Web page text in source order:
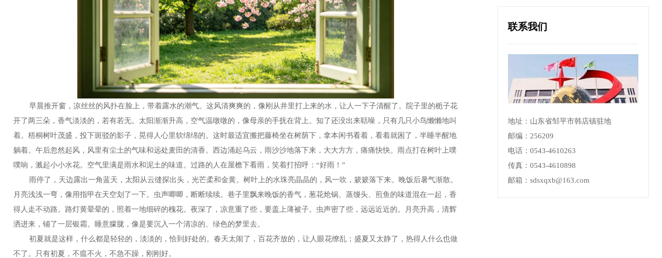
早晨推开窗，凉丝丝的风扑在脸上，带着露水的潮气。这风清爽爽的，像刚从井里打上来的水，让人一下子清醒了。院子里的栀子花
开了两三朵，香气淡淡的，若有若无。太阳渐渐升高，空气温暾暾的，像母亲的手抚在背上。知了还没出来聒噪，只有几只小鸟懒懒地叫
着。梧桐树叶茂盛，投下斑驳的影子，晃得人心里软绵绵的。这时最适宜搬把藤椅坐在树荫下，拿本闲书看着，看着就困了，半睡半醒地
躺着。午后忽然起风，风里有尘土的气味和远处麦田的清香。西边涌起乌云，雨沙沙地落下来，大大方方，痛痛快快。雨点打在树叶上噗
噗响，溅起小小水花。空气里满是雨水和泥土的味道。过路的人在屋檐下看雨，笑着打招呼： “好雨！”
雨停了，天边露出一角蓝天，太阳从云缝探出头，光芒柔和金黄。树叶上的水珠亮晶晶的，风一吹，簌簌落下来。晚饭后暑气渐散。
月亮浅浅一弯，像用指甲在天空划了一下。虫声唧唧，断断续续。巷子里飘来晚饭的香气，葱花炝锅、蒸馒头、煎鱼的味道混在一起，香
得人走不动路。路灯黄晕晕的，照着一地细碎的槐花。夜深了，凉意重了些，要盖上薄被子。虫声密了些，远远近近的。月亮升高，清辉
洒进来，铺了一层银霜。睡意朦胧，像是要沉入一个清凉的、绿色的梦里去。
初夏就是这样，什么都是轻轻的，淡淡的，恰到好处的。春天太闹了，百花齐放的，让人眼花缭乱；盛夏又太静了，热得人什么也做
不了。只有初夏，不瘟不火，不急不躁，刚刚好。
联系我们
地址：山东省邹平市韩店镇驻地
邮编：256209
电话：0543-4610263
传真：0543-4610898
邮箱：sdsxqxb@163.com